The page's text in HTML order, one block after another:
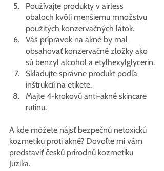
Používajte produkty v airless
obaloch kvôli menšiemu množstvu
použitých konzervačných látok.
Váš prípravok na akné by mal
obsahovať konzervačné zložky ako
sú benzyl alcohol a etylhexylglycerin.
Skladujte správne produkt podľa
inštrukcií na etikete.
Majte 4-krokovú anti-akné skincare
rutinu.
A kde môžete nájsť bezpečnú netoxickú
kozmetiku proti akné? Dovoľte mi vám
predstaviť českú prírodnú kozmetiku
Juzika.